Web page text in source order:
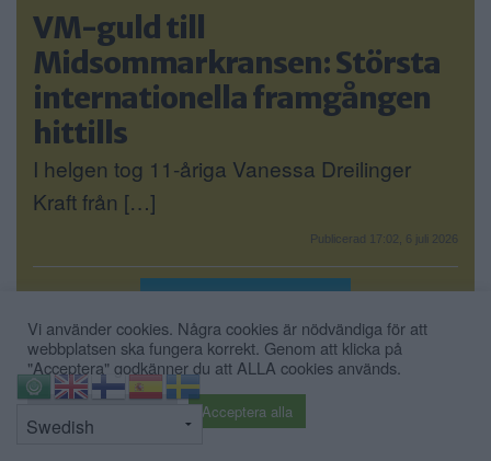
VM-guld till
Midsommarkransen: Största
internationella framgången
hittills
I helgen tog 11-åriga Vanessa Dreilinger
Kraft från […]
Publicerad 17:02, 6 juli 2026
NÄRINGSLIV
Vi använder cookies. Några cookies är nödvändiga för att
webbplatsen ska fungera korrekt. Genom att klicka på
"Acceptera" godkänner du att ALLA cookies används.
Acceptera alla